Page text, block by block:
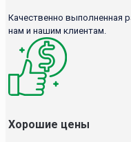
Качественно выполненная
нам и нашим клиентам.
Хорошие цены